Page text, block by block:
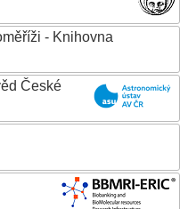
- Knihovna
České